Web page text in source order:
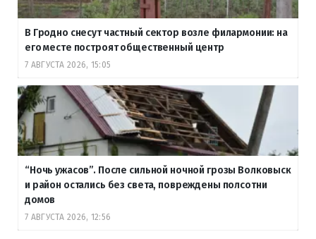
В Гродно снесут частный сектор возле филармонии: на
его месте построят общественный центр
7 АВГУСТА 2026, 15:05
“Ночь ужасов”. После сильной ночной грозы Волковыск
и район остались без света, повреждены полсотни
домов
7 АВГУСТА 2026, 12:56